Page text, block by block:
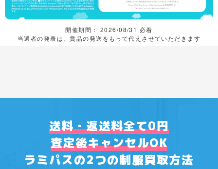
開催期間： 2026/08/31 必着
当選者の発表は、賞品の発送をもって代えさせていただきます
送料・返送料全て0円
査定後キャンセルOK
ラミパスの2つの制服買取方法